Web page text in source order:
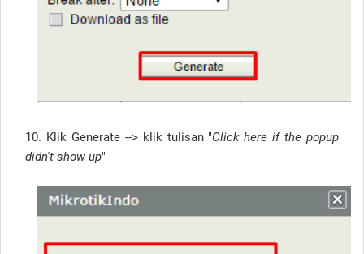
10. Klik Generate --> klik tulisan "Click here if the popup
didn't show up"